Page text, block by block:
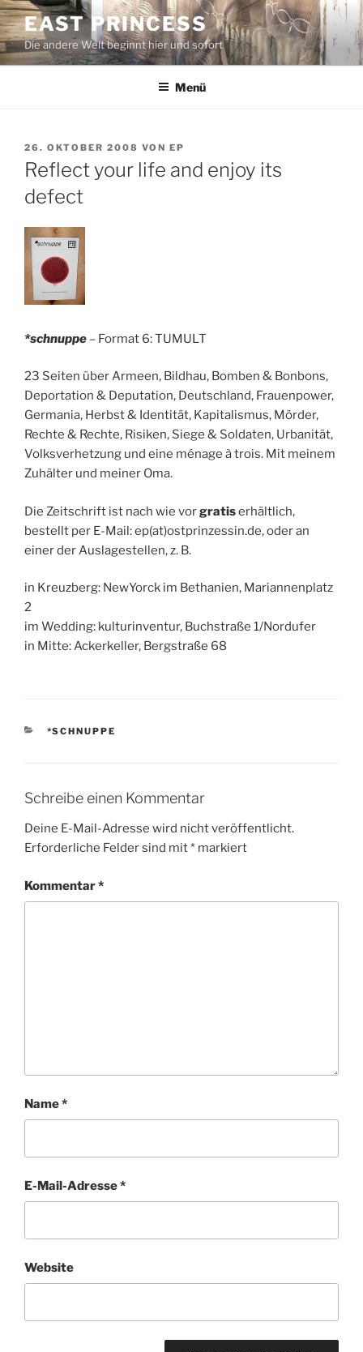
Zum
Inhalt
springen
EAST PRINCESS
Die andere Welt beginnt hier und sofort
Menü
VERÖFFENTLICHT
AM
26. OKTOBER 2008 VON EP
Reflect your life and enjoy its
defect
*schnuppe – Format 6: TUMULT
23 Seiten über Armeen, Bildhau, Bomben & Bonbons,
Deportation & Deputation, Deutschland, Frauenpower,
Germania, Herbst & Identität, Kapitalismus, Mörder,
Rechte & Rechte, Risiken, Siege & Soldaten, Urbanität,
Volksverhetzung und eine ménage à trois. Mit meinem
Zuhälter und meiner Oma.
Die Zeitschrift ist nach wie vorgratiserhältlich,
bestellt per E-Mail: ep(at)ostprinzessin.de, oder an
einer der Auslagestellen, z. B.
in Kreuzberg: NewYorck im Bethanien, Mariannenplatz
2
im Wedding: kulturinventur, Buchstraße 1/Nordufer
in Mitte: Ackerkeller, Bergstraße 68
KATEGORIEN
*SCHNUPPE
Schreibe einen Kommentar
Deine E-Mail-Adresse wird nicht veröffentlicht.
Erforderliche Felder sind mit* markiert
Kommentar*
Name*
E-Mail-Adresse*
Website